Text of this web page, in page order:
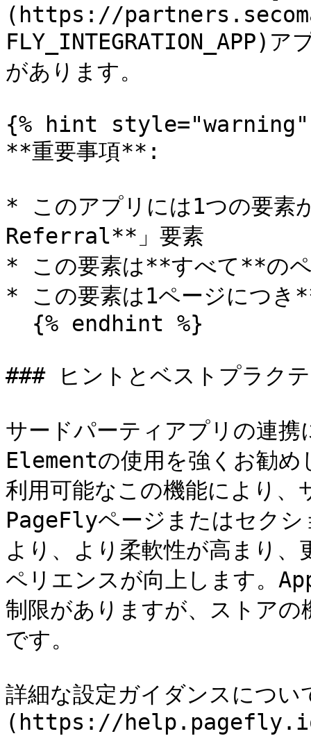
(https://
FLY_INTEGRATION_APP)
があります。
{% hint style="warning"
**重要事項**:
* このアプリには1つの要素
Referral**」要素
* この要素は**すべて**のペ
* この要素は1ページにつき
### ヒントとベストプラク
サードパーティアプリの連
Elementの使用を強くお勧
利用可能なこの機能により
PageFlyページまたはセクシ
より、より柔軟性が高まり
ペリエンスが向上します。
制限がありますが、ストア
です。
詳細な設定ガイダンスにつ
(https://